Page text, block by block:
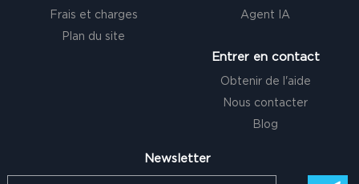
Frais et charges
Plan du site
Agent IA
Entrer en contact
Obtenir de l'aide
Nous contacter
Blog
Newsletter